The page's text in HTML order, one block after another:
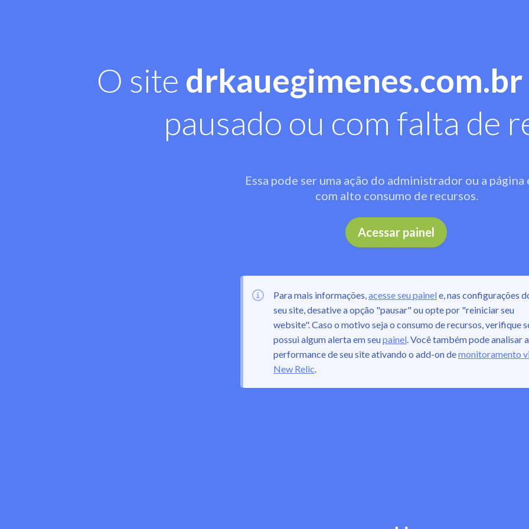
O site drkauegimenes.com.br
pausado ou com falta de
Essa pode ser uma ação do administrador ou a página
com alto consumo de recursos.
Acessar painel .
Para mais informações,acesse seu painel e, nas configurações
seu site, desative a opção "pausar" ou opte por "reiniciar seu
website". Caso o motivo seja o consumo de recursos, verifique
possui algum alerta em seupainel. Você também pode analisar a
performance de seu site ativando o add-on demonitoramento
New Relic.